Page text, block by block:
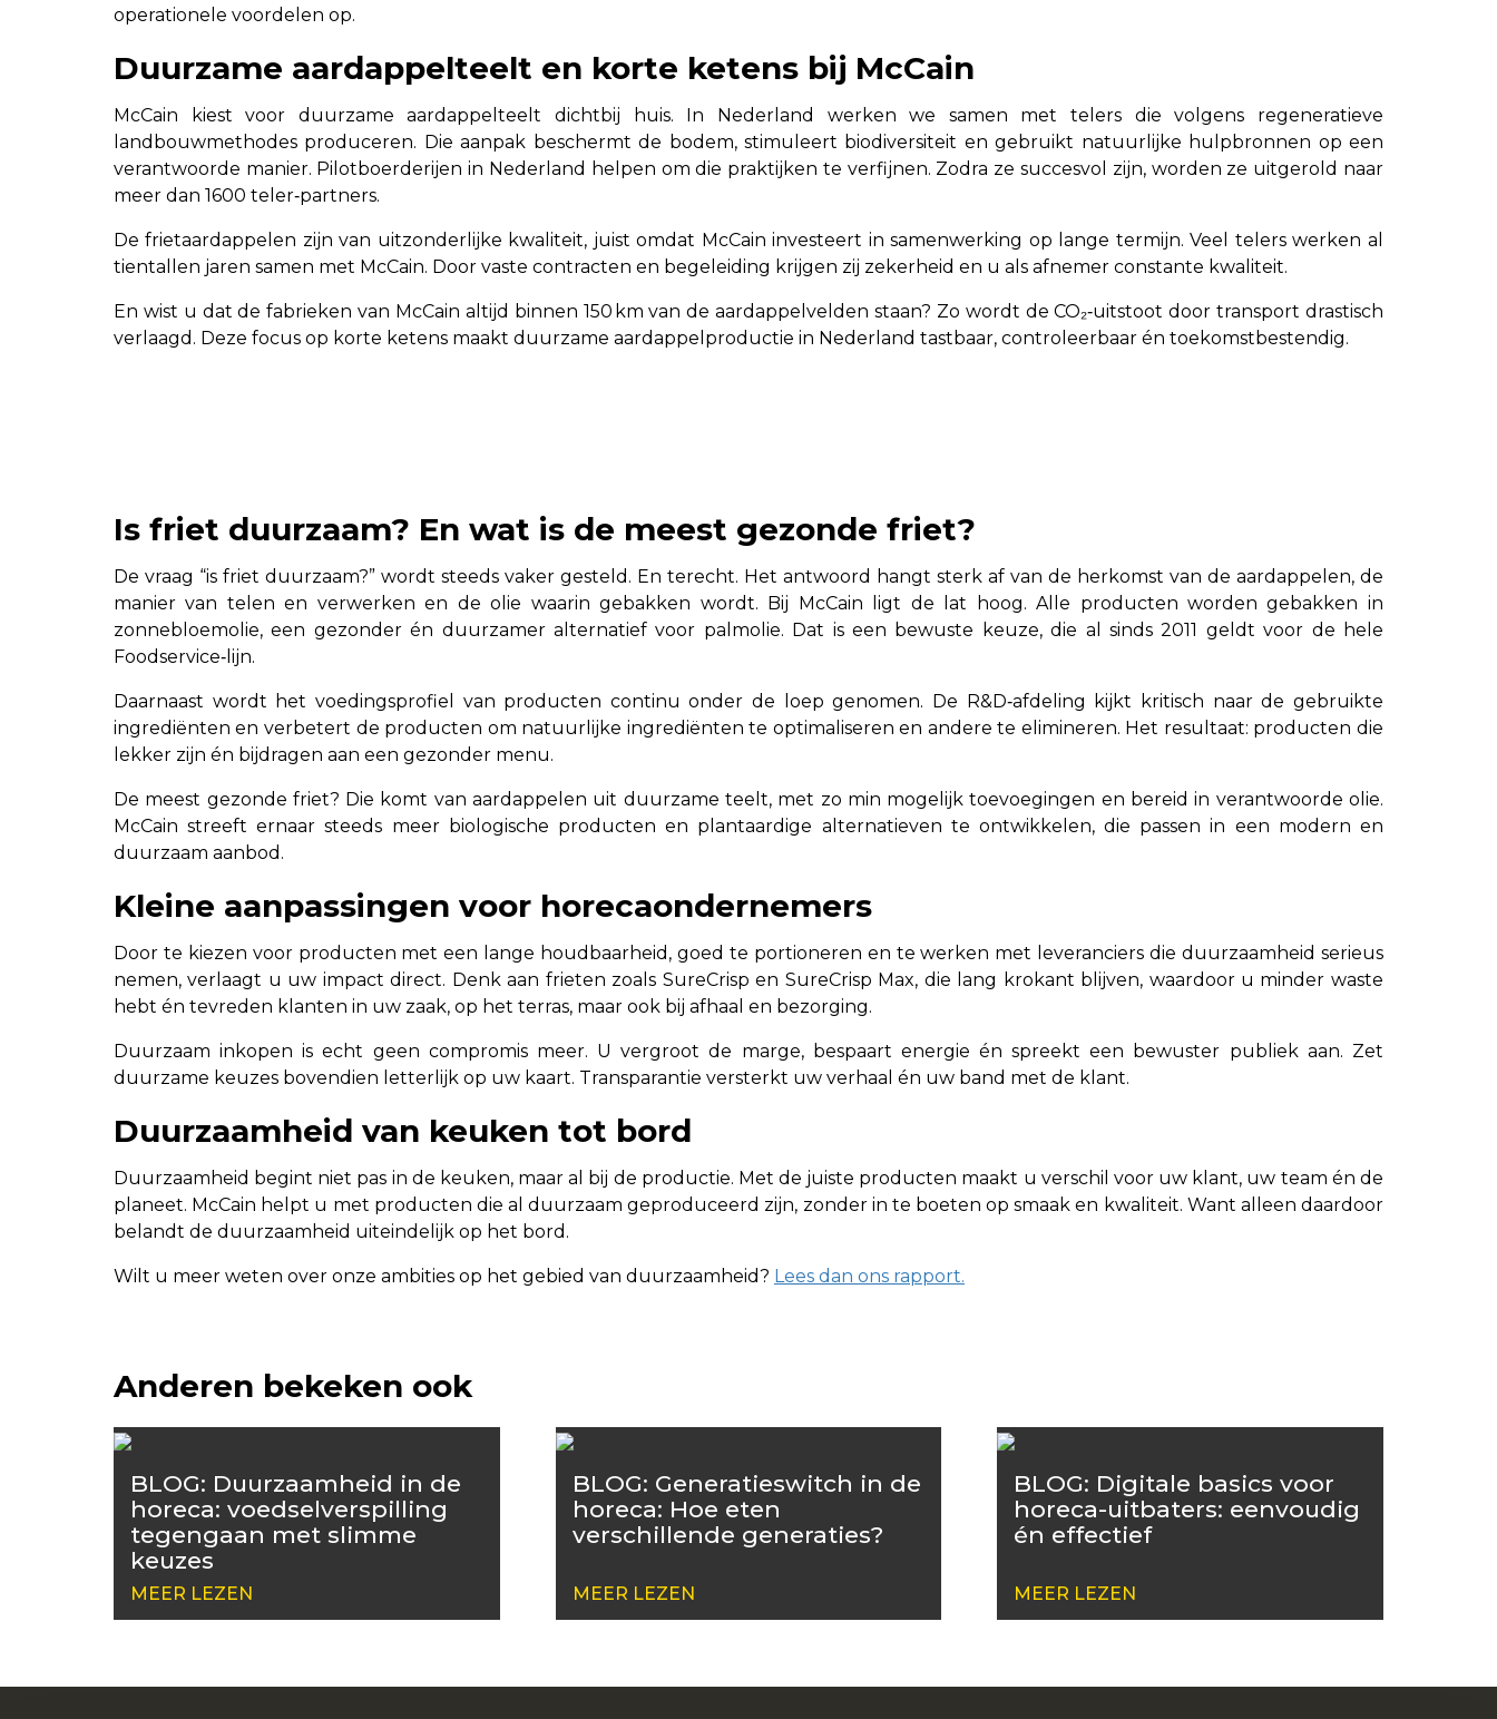
operationele voordelen op.
Duurzame aardappelteelt en korte ketens bij McCain
McCain kiest voor duurzame aardappelteelt dichtbij huis. In Nederland werken we samen met telers die volgens regeneratieve
landbouwmethodes produceren. Die aanpak beschermt de bodem, stimuleert biodiversiteit en gebruikt natuurlijke hulpbronnen op een
verantwoorde manier. Pilotboerderijen in Nederland helpen om die praktijken te verfijnen. Zodra ze succesvol zijn, worden ze uitgerold naar
meer dan 1600 teler‑partners.
De frietaardappelen zijn van uitzonderlijke kwaliteit, juist omdat McCain investeert in samenwerking op lange termijn. Veel telers werken al
tientallen jaren samen met McCain. Door vaste contracten en begeleiding krijgen zij zekerheid en u als afnemer constante kwaliteit.
En wist u dat de fabrieken van McCain altijd binnen 150 km van de aardappelvelden staan? Zo wordt de CO₂‑uitstoot door transport drastisch
verlaagd. Deze focus op korte ketens maakt duurzame aardappelproductie in Nederland tastbaar, controleerbaar én toekomstbestendig.
Is friet duurzaam? En wat is de meest gezonde friet?
De vraag “is friet duurzaam?” wordt steeds vaker gesteld. En terecht. Het antwoord hangt sterk af van de herkomst van de aardappelen, de
manier van telen en verwerken en de olie waarin gebakken wordt. Bij McCain ligt de lat hoog. Alle producten worden gebakken in
zonnebloemolie, een gezonder én duurzamer alternatief voor palmolie. Dat is een bewuste keuze, die al sinds 2011 geldt voor de hele
Foodservice‑lijn.
Daarnaast wordt het voedingsprofiel van producten continu onder de loep genomen. De R&D‑afdeling kijkt kritisch naar de gebruikte
ingrediënten en verbetert de producten om natuurlijke ingrediënten te optimaliseren en andere te elimineren. Het resultaat: producten die
lekker zijn én bijdragen aan een gezonder menu.
De meest gezonde friet? Die komt van aardappelen uit duurzame teelt, met zo min mogelijk toevoegingen en bereid in verantwoorde olie.
McCain streeft ernaar steeds meer biologische producten en plantaardige alternatieven te ontwikkelen, die passen in een modern en
duurzaam aanbod.
Kleine aanpassingen voor horecaondernemers
Door te kiezen voor producten met een lange houdbaarheid, goed te portioneren en te werken met leveranciers die duurzaamheid serieus
nemen, verlaagt u uw impact direct. Denk aan frieten zoals SureCrisp en SureCrisp Max, die lang krokant blijven, waardoor u minder waste
hebt én tevreden klanten in uw zaak, op het terras, maar ook bij afhaal en bezorging.
Duurzaam inkopen is echt geen compromis meer. U vergroot de marge, bespaart energie én spreekt een bewuster publiek aan. Zet
duurzame keuzes bovendien letterlijk op uw kaart. Transparantie versterkt uw verhaal én uw band met de klant.
Duurzaamheid van keuken tot bord
Duurzaamheid begint niet pas in de keuken, maar al bij de productie. Met de juiste producten maakt u verschil voor uw klant, uw team én de
planeet. McCain helpt u met producten die al duurzaam geproduceerd zijn, zonder in te boeten op smaak en kwaliteit. Want alleen daardoor
belandt de duurzaamheid uiteindelijk op het bord.
Wilt u meer weten over onze ambities op het gebied van duurzaamheid? Lees dan ons rapport.
Anderen bekeken ook
BLOG: Duurzaamheid in de
horeca: voedselverspilling
tegengaan met slimme
keuzes
MEER LEZEN
BLOG: Generatieswitch in de
horeca: Hoe eten
verschillende generaties?
MEER LEZEN
BLOG: Digitale basics voor
horeca-uitbaters: eenvoudig
én effectief
MEER LEZEN